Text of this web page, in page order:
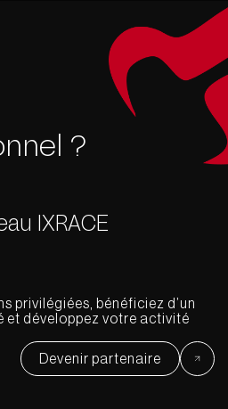
?
IXRACE
privilégiées, bénéficiez d’un
et développez votre activité
Devenir partenaire